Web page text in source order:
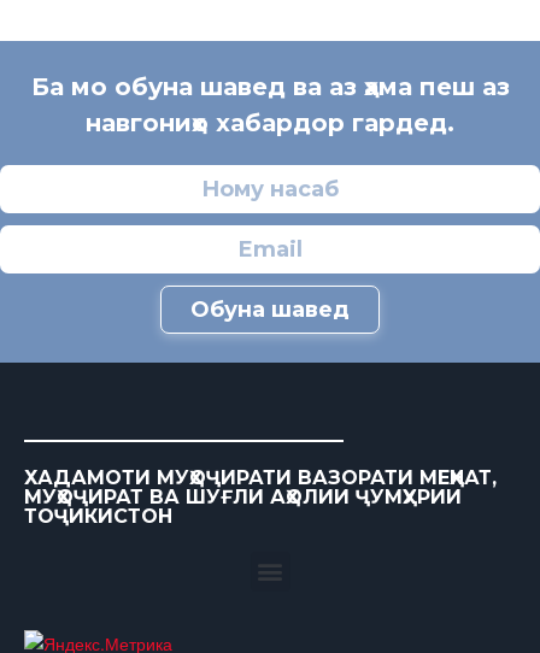
Ба мо обуна шавед ва аз ҳама пеш аз
навгониҳо хабардор гардед.
Обуна шавед
ХАДАМОТИ МУҲОҶИРАТИ ВАЗОРАТИ МЕҲНАТ,
МУҲОҶИРАТ ВА ШУҒЛИ АҲОЛИИ ҶУМҲУРИИ
ТОҶИКИСТОН